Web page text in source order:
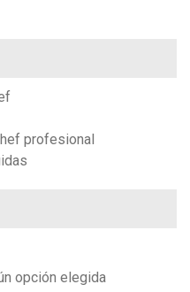
profesional
opción elegida